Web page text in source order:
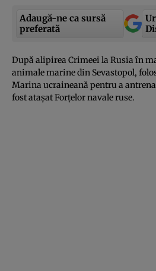
Adaugă-ne ca sursă
preferată
După alipirea Crimeei la Rusia în
animale marine din Sevastopol,
Marina ucraineană pentru a
fost ataşat Forţelor navale ruse.